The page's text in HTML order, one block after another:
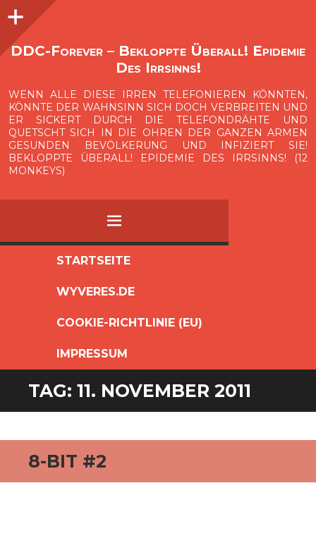
O
p
e
n
i
d
e
b
a
DDC-Forever – Bekloppte Überall! Epidemie
Des Irrsinns!
WENN ALLE DIESE IRREN TELEFONIEREN KÖNNTEN,
KÖNNTE DER WAHNSINN SICH DOCH VERBREITEN UND
ER SICKERT DURCH DIE TELEFONDRÄHTE UND
QUETSCHT SICH IN DIE OHREN DER GANZEN ARMEN
GESUNDEN BEVÖLKERUNG UND INFIZIERT SIE!
BEKLOPPTE ÜBERALL! EPIDEMIE DES IRRSINNS! (12
MONKEYS)
MENÜ
SPRINGEN
STARTSEITE
WYVERES.DE
COOKIE-RICHTLINIE (EU)
IMPRESSUM
Seitenleiste
TAG: 11. NOVEMBER 2011
8-BIT #2